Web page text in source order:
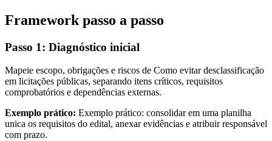
Framework passo a passo
Passo 1: Diagnóstico inicial
Mapeie escopo, obrigações e riscos de Como evitar desclassificação
em licitações públicas, separando itens críticos, requisitos
comprobatórios e dependências externas.
Exemplo prático: Exemplo prático: consolidar em uma planilha
unica os requisitos do edital, anexar evidências e atribuir responsável
com prazo.